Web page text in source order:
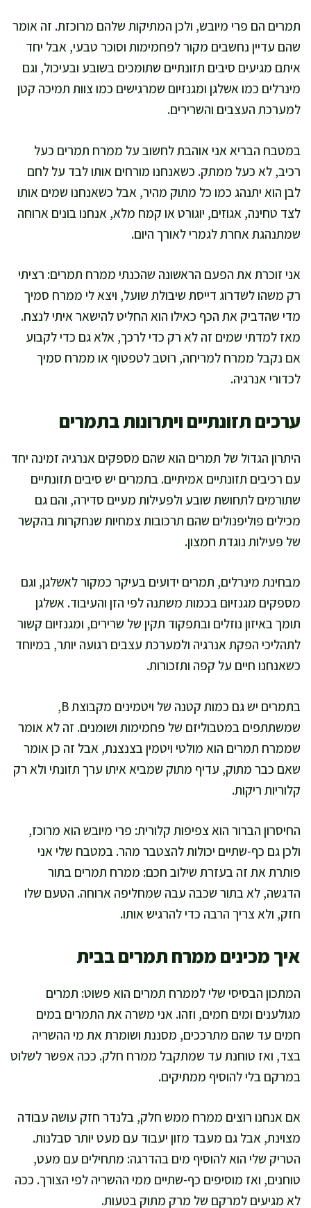
תמרים הם פרי מיובש, ולכן המתיקות שלהם מרוכזת. זה אומר
שהם עדיין נחשבים מקור לפחמימות וסוכר טבעי, אבל יחד
איתם מגיעים סיבים תזונתיים שתומכים בשובע ובעיכול, וגם
מינרלים כמו אשלגן ומגנזיום שמרגישים כמו צוות תמיכה קטן
למערכת העצבים והשרירים.
במטבח הבריא אני אוהבת לחשוב על ממרח תמרים כעל
רכיב, לא כעל ממתק. כשאנחנו מורחים אותו לבד על לחם
לבן הוא יתנהג כמו כל מתוק מהיר, אבל כשאנחנו שמים אותו
לצד טחינה, אגוזים, יוגורט או קמח מלא, אנחנו בונים ארוחה
שמתנהגת אחרת לגמרי לאורך היום.
אני זוכרת את הפעם הראשונה שהכנתי ממרח תמרים: רציתי
רק משהו לשדרוג דייסת שיבולת שועל, ויצא לי ממרח סמיך
מדי שהדביק את הכף כאילו הוא החליט להישאר איתי לנצח.
מאז למדתי שמים זה לא רק כדי לרכך, אלא גם כדי לקבוע
אם נקבל ממרח למריחה, רוטב לטפטוף או ממרח סמיך
לכדורי אנרגיה.
ערכים תזונתיים ויתרונות בתמרים
היתרון הגדול של תמרים הוא שהם מספקים אנרגיה זמינה יחד
עם רכיבים תזונתיים אמיתיים. בתמרים יש סיבים תזונתיים
שתורמים לתחושת שובע ולפעילות מעיים סדירה, והם גם
מכילים פוליפנולים שהם תרכובות צמחיות שנחקרות בהקשר
של פעילות נוגדת חמצון.
מבחינת מינרלים, תמרים ידועים בעיקר כמקור לאשלגן, וגם
מספקים מגנזיום בכמות משתנה לפי הזן והעיבוד. אשלגן
תומך באיזון נוזלים ובתפקוד תקין של שרירים, ומגנזיום קשור
לתהליכי הפקת אנרגיה ולמערכת עצבים רגועה יותר, במיוחד
כשאנחנו חיים על קפה ותזכורות.
בתמרים יש גם כמות קטנה של ויטמינים מקבוצת B,
שמשתתפים במטבוליזם של פחמימות ושומנים. זה לא אומר
שממרח תמרים הוא מולטי ויטמין בצנצנת, אבל זה כן אומר
שאם כבר מתוק, עדיף מתוק שמביא איתו ערך תזונתי ולא רק
קלוריות ריקות.
החיסרון הברור הוא צפיפות קלורית: פרי מיובש הוא מרוכז,
ולכן גם כף-שתיים יכולות להצטבר מהר. במטבח שלי אני
פותרת את זה בעזרת שילוב חכם: ממרח תמרים בתור
הדגשה, לא בתור שכבה עבה שמחליפה ארוחה. הטעם שלו
חזק, ולא צריך הרבה כדי להרגיש אותו.
איך מכינים ממרח תמרים בבית
המתכון הבסיסי שלי לממרח תמרים הוא פשוט: תמרים
מגולענים ומים חמים, וזהו. אני משרה את התמרים במים
חמים עד שהם מתרככים, מסננת ושומרת את מי ההשריה
בצד, ואז טוחנת עד שמתקבל ממרח חלק. ככה אפשר לשלוט
במרקם בלי להוסיף ממתיקים.
אם אנחנו רוצים ממרח ממש חלק, בלנדר חזק עושה עבודה
מצוינת, אבל גם מעבד מזון יעבוד עם מעט יותר סבלנות.
הטריק שלי הוא להוסיף מים בהדרגה: מתחילים עם מעט,
טוחנים, ואז מוסיפים כף-שתיים ממי ההשריה לפי הצורך. ככה
לא מגיעים למרקם של מרק מתוק בטעות.